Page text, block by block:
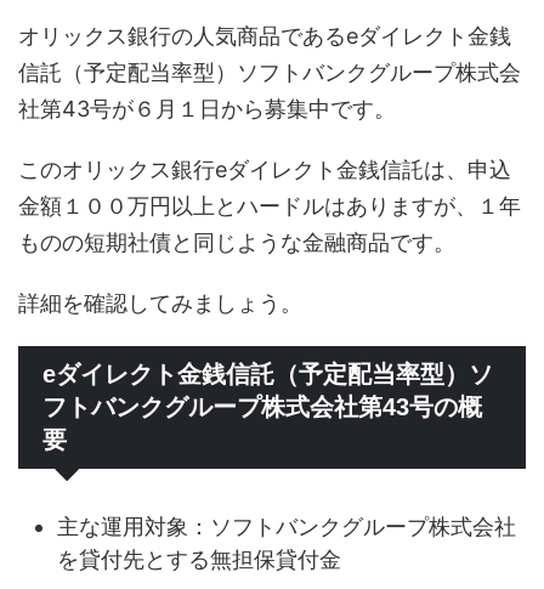
オリックス銀行の人気商品であるeダイレクト金銭
信託（予定配当率型）ソフトバンクグループ株式会
社第43号が６月１日から募集中です。
このオリックス銀行eダイレクト金銭信託は、申込
金額１００万円以上とハードルはありますが、１年
ものの短期社債と同じような金融商品です。
詳細を確認してみましょう。
eダイレクト金銭信託（予定配当率型）ソ
フトバンクグループ株式会社第43号の概
要
主な運用対象：ソフトバンクグループ株式会社
を貸付先とする無担保貸付金